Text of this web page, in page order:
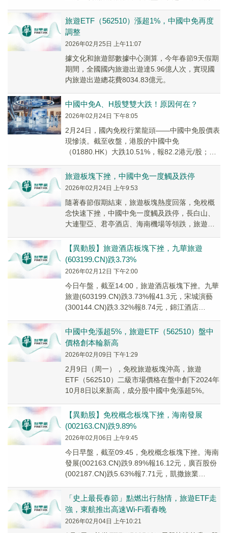
旅遊ETF（562510）漲超1%，中國中免再度
調整
2026年02月25日 上午11:07
據文化和旅遊部數據中心測算，今年春節9天假期
期間，全國國内旅遊出遊達5.96億人次，實現國
内旅遊出遊總花費8034.83億元。
中國中免A、H股雙雙大跌！原因何在？
2026年02月24日 下午8:05
2月24日，國內免稅行業龍頭——中國中免股價表
現慘淡。截至收盤，港股的中國中免
（01880.HK）大跌10.51%，報82.2港元/股；A
旅遊板塊下挫，中國中免一度觸及跌停
2026年02月24日 上午9:53
隨著春節假期結束，旅遊板塊熱度回落，免稅概
念快速下挫，中國中免一度觸及跌停，長白山、
大連聖亞、君亭酒店、海南機場等領跌，旅遊
【異動股】旅遊酒店板塊下挫，九華旅遊
(603199.CN)跌3.73%
2026年02月12日 下午2:00
今日午盤，截至14:00，旅遊酒店板塊下挫。九華
旅遊(603199.CN)跌3.73%報41.3元，宋城演藝
(300144.CN)跌3.32%報8.74元，錦江酒店
中國中免漲超5%，旅遊ETF（562510）盤中
價格創本輪新高
2026年02月09日 下午1:29
2月9日（周一），免稅旅遊板塊沖高，旅遊
ETF（562510）二級市場價格在盤中創下2024年
10月8日以來新高，成分股中國中免漲超5%。
【異動股】免稅概念板塊下挫，海南發展
(002163.CN)跌9.89%
2026年02月06日 上午9:45
今日早盤，截至09:45，免稅概念板塊下挫。海南
發展(002163.CN)跌9.89%報16.12元，廣百股份
(002187.CN)跌5.63%報7.71元，凱撒旅業
「史上最長春節」點燃出行熱情，旅遊ETF走
強，東航推出高速Wi-Fi看春晚
2026年02月04日 上午10:21